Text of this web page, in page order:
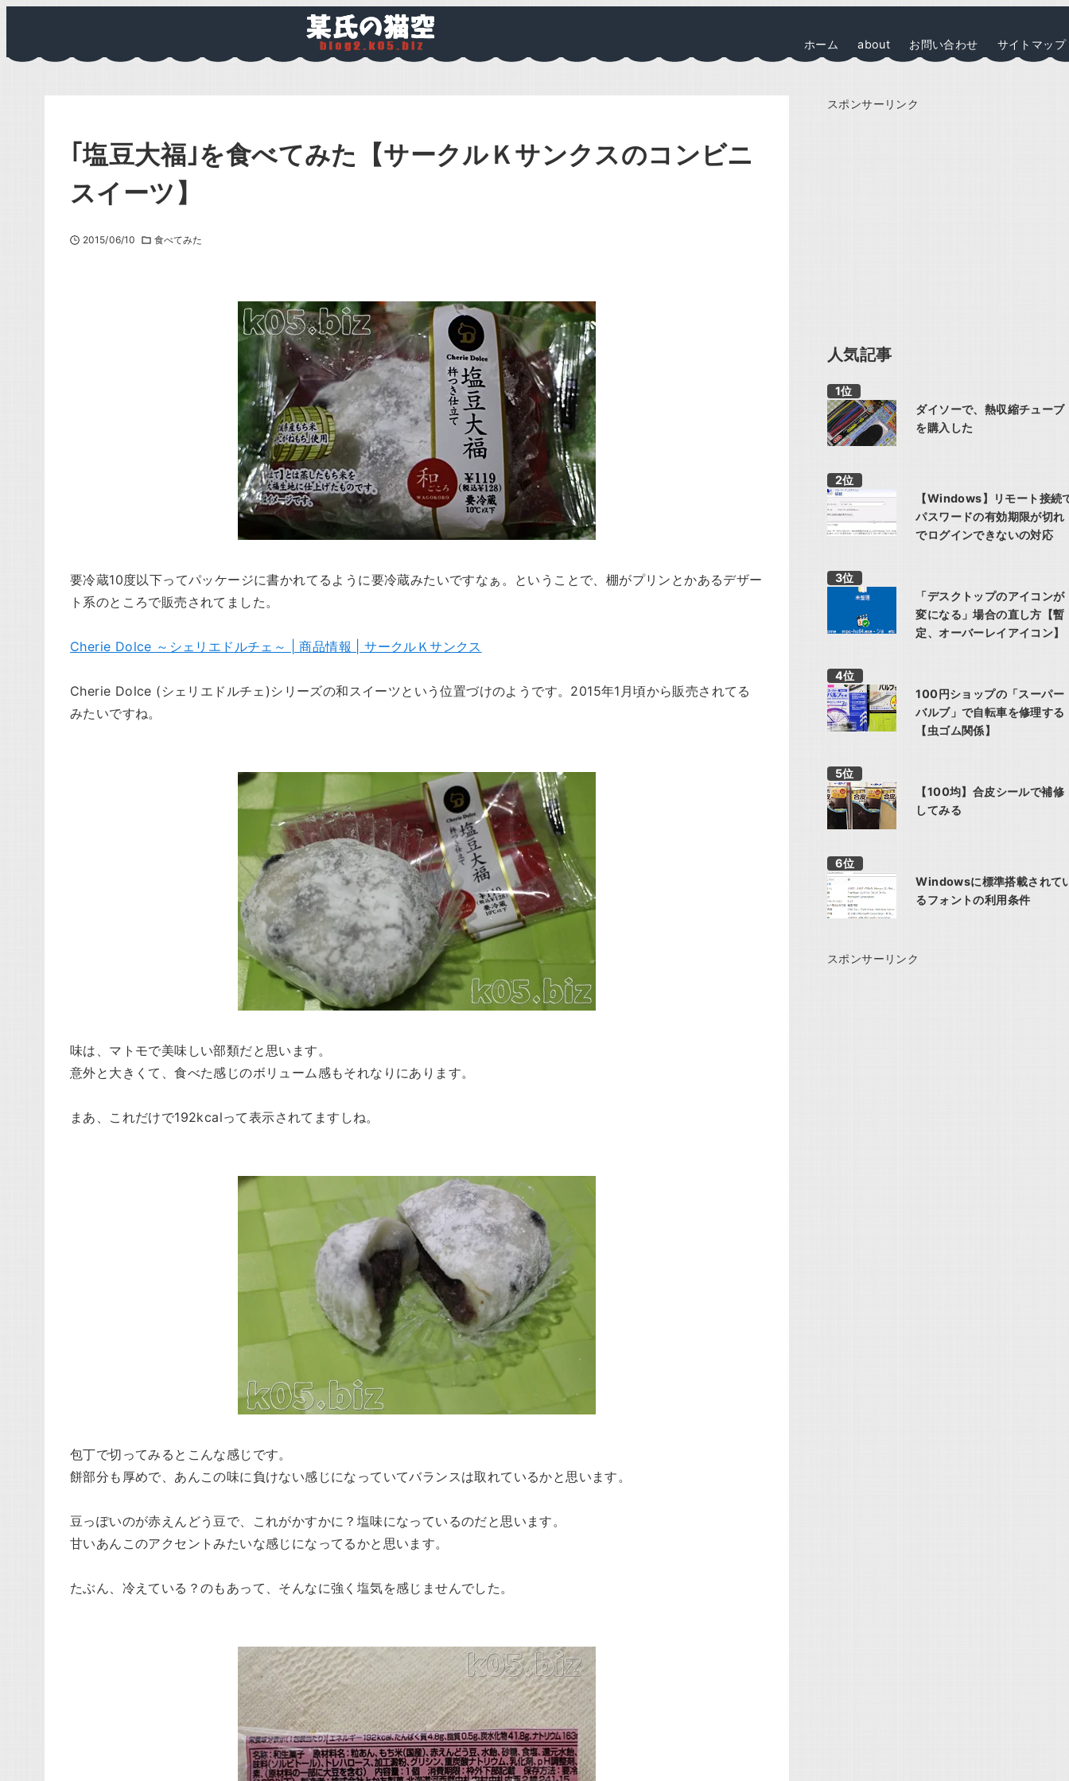
ホーム about お問い合わせ サイトマップ
｢塩豆大福｣を食べてみた【サークルＫサンクスのコンビニ
スイーツ】
2015/06/10 食べてみた
要冷蔵10度以下ってパッケージに書かれてるように要冷蔵みたいですなぁ。ということで、棚がプリンとかあるデザー
ト系のところで販売されてました。
Cherie Dolce ～シェリエドルチェ～ | 商品情報 | サークルＫサンクス
Cherie Dolce (シェリエドルチェ)シリーズの和スイーツという位置づけのようです。2015年1月頃から販売されてる
みたいですね。
味は、マトモで美味しい部類だと思います。
意外と大きくて、食べた感じのボリューム感もそれなりにあります。
まあ、これだけで192kcalって表示されてますしね。
包丁で切ってみるとこんな感じです。
餅部分も厚めで、あんこの味に負けない感じになっていてバランスは取れているかと思います。
豆っぽいのが赤えんどう豆で、これがかすかに？塩味になっているのだと思います。
甘いあんこのアクセントみたいな感じになってるかと思います。
たぶん、冷えている？のもあって、そんなに強く塩気を感じませんでした。
スポンサーリンク
人気記事
ダイソーで、熱収縮チューブ
を購入した
【Windows】リモート接続
パスワードの有効期限が切れ
でログインできないの対応
「デスクトップのアイコンが
変になる」場合の直し方【暫
定、オーバーレイアイコン】
100円ショップの「スーパー
バルブ」で自転車を修理する
【虫ゴム関係】
【100均】合皮シールで補修
してみる
Windowsに標準搭載されて
るフォントの利用条件
スポンサーリンク